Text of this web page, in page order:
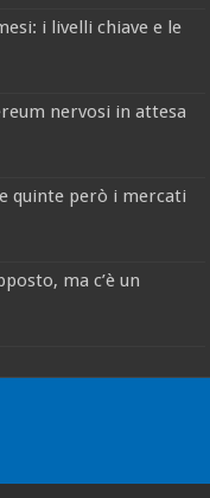
i livelli chiave e le
nervosi in attesa
quinte però i mercati
ma c’è un